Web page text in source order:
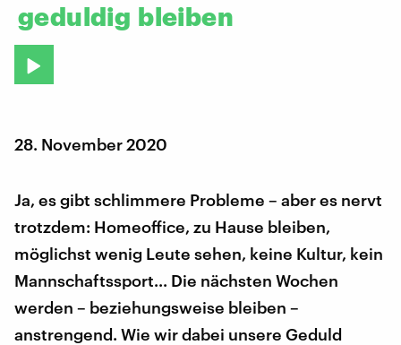
geduldig bleiben
28. November 2020
Ja, es gibt schlimmere Probleme – aber es nervt
trotzdem: Homeoffice, zu Hause bleiben,
möglichst wenig Leute sehen, keine Kultur, kein
Mannschaftssport... Die nächsten Wochen
werden – beziehungsweise bleiben –
anstrengend. Wie wir dabei unsere Geduld